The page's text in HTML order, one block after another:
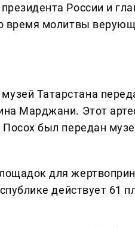
России и
время молитвы
Татарстана
Марджани. Этот
был передан
для
действует 61